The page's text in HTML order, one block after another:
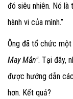
đó siêu nhiên. Nó
hành vi của mình.”
Ông đã tổ chức
May Mắn". Tại đây,
được hướng dẫn
hơn. Kết quả?